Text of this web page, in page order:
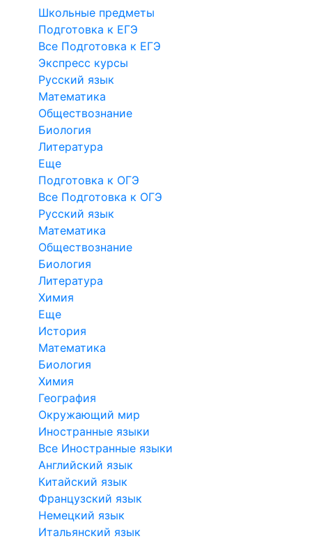
Школьные предметы
Подготовка к ЕГЭ
Все Подготовка к ЕГЭ
Экспресс курсы
Русский язык
Математика
Обществознание
Биология
Литература
Еще
Подготовка к ОГЭ
Все Подготовка к ОГЭ
Русский язык
Математика
Обществознание
Биология
Литература
Химия
Еще
История
Математика
Биология
Химия
География
Окружающий мир
Иностранные языки
Все Иностранные языки
Английский язык
Китайский язык
Французский язык
Немецкий язык
Итальянский язык